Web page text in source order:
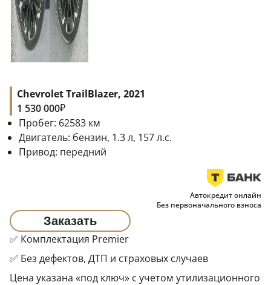
Chevrolet TrailBlazer, 2021
1 530 000₽
Пробег: 62583 км
Двигатель: бензин, 1.3 л, 157 л.с.
Привод: передний
Автокредит онлайн
Без первоначального взноса
Заказать
✅ Комплектация Premier
✅ Без дефектов, ДТП и страховых случаев
Цена указана «под ключ» с учетом утилизационного